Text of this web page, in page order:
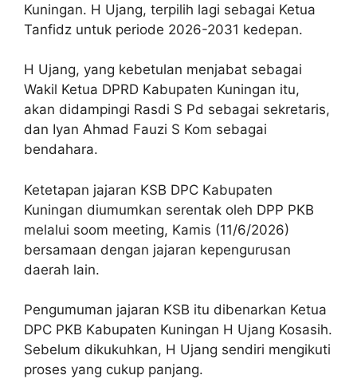
Kuningan. H Ujang, terpilih lagi sebagai Ketua
Tanfidz untuk periode 2026-2031 kedepan.
H Ujang, yang kebetulan menjabat sebagai
Wakil Ketua DPRD Kabupaten Kuningan itu,
akan didampingi Rasdi S Pd sebagai sekretaris,
dan Iyan Ahmad Fauzi S Kom sebagai
bendahara.
Ketetapan jajaran KSB DPC Kabupaten
Kuningan diumumkan serentak oleh DPP PKB
melalui soom meeting, Kamis (11/6/2026)
bersamaan dengan jajaran kepengurusan
daerah lain.
Pengumuman jajaran KSB itu dibenarkan Ketua
DPC PKB Kabupaten Kuningan H Ujang Kosasih.
Sebelum dikukuhkan, H Ujang sendiri mengikuti
proses yang cukup panjang.